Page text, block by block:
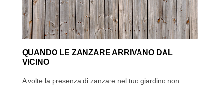
QUANDO LE ZANZARE ARRIVANO DAL
VICINO
A volte la presenza di zanzare nel tuo giardino non